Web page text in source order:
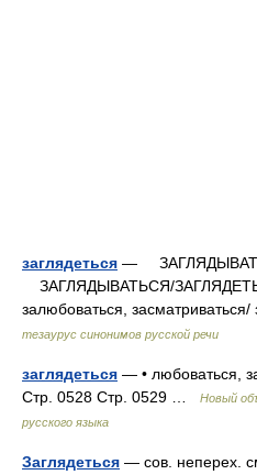
заглядеться —
ЗАГЛЯДЫВАТЬСЯ/
залюбоваться,
тезаурус синонимов русской речи
заглядеться — • любоваться,
Стр. 0528 Стр. 0529 …
Новый
русского языка
Заглядеться — сов. неперех.